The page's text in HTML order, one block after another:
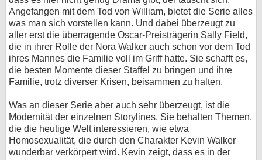
Angefangen mit dem Tod von William, bietet die Serie alles
was man sich vorstellen kann. Und dabei überzeugt zu
aller erst die überragende Oscar-Preisträgerin Sally Field,
die in ihrer Rolle der Nora Walker auch schon vor dem Tod
ihres Mannes die Familie voll im Griff hatte. Sie schafft es,
die besten Momente dieser Staffel zu bringen und ihre
Familie, trotz diverser Krisen, beisammen zu halten.
Was an dieser Serie aber auch sehr überzeugt, ist die
Modernität der einzelnen Storylines. Sie behalten Themen,
die die heutige Welt interessieren, wie etwa
Homosexualität, die durch den Charakter Kevin Walker
wunderbar verkörpert wird. Kevin zeigt, dass es in der